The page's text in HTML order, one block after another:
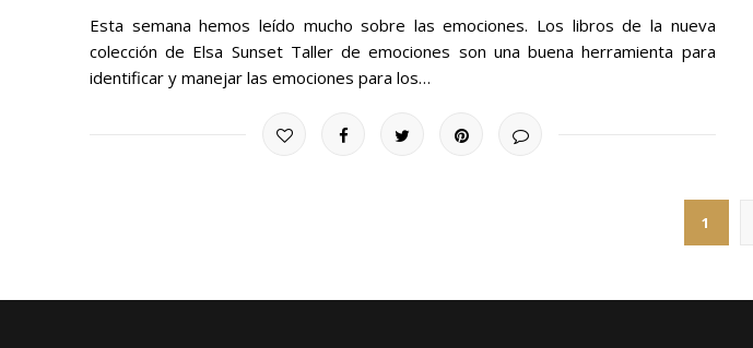
Esta semana hemos leído mucho sobre las emociones. Los libros de la nueva
colección de Elsa Sunset Taller de emociones son una buena herramienta para
identificar y manejar las emociones para los…
1